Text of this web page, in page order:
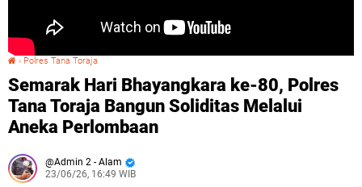
› Polres Tana Toraja
Semarak Hari Bhayangkara ke-80, Polres
Tana Toraja Bangun Soliditas Melalui
Aneka Perlombaan
Admin 2 - Alam
23/06/26, 16:49 WIB